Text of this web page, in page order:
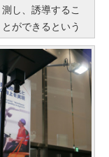
測し、誘導するこ
とができるという